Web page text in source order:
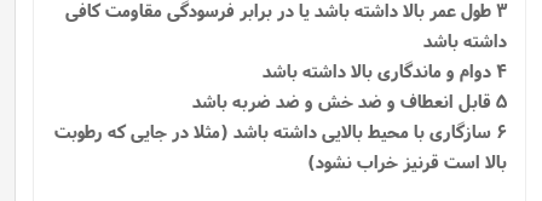
3 طول عمر بالا داشته باشد یا در برابر فرسودگی مقاومت کافی
داشته باشد
4 دوام و ماندگاری بالا داشته باشد
5 قابل انعطاف و ضد خش و ضد ضربه باشد
6 سازگاری با محیط بالایی داشته باشد (مثلا در جایی که رطوبت
بالا است قرنیز خراب نشود)